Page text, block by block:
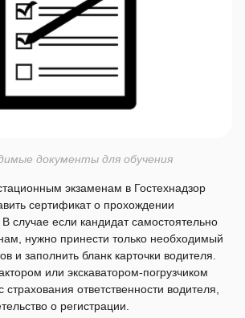
документы для обучения
экзаменам в Гостехнадзор
сертификат о прохождении
случае если кандидат самостоятельно
нужно принести только необходимый
и заполнить бланк карточки водителя.
или экскаватором-погрузчиком
ответственности водителя,
о регистрации.